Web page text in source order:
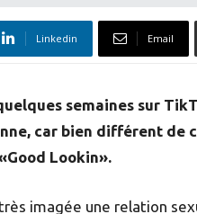
Linkedin Email
semaines sur
car bien différent de
Lookin».
imagée une relation